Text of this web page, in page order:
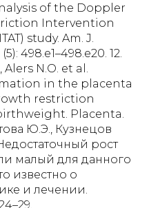
of the Doppler
Intervention
study. Am. J.
498.e1–498.e20. 12.
Alers N.O. et al.
in the placenta
restriction
Placenta.
Ю.Э., Кузнецов
рост
малый для данного
известно о
и лечении.